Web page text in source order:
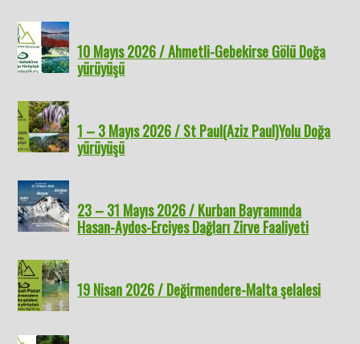
10 Mayıs 2026 / Ahmetli-Gebekirse Gölü Doğa
yürüyüşü
1 – 3 Mayıs 2026 / St Paul(Aziz Paul)Yolu Doğa
yürüyüşü
23 – 31 Mayıs 2026 / Kurban Bayramında
Hasan-Aydos-Erciyes Dağları Zirve Faaliyeti
19 Nisan 2026 / Değirmendere-Malta şelalesi